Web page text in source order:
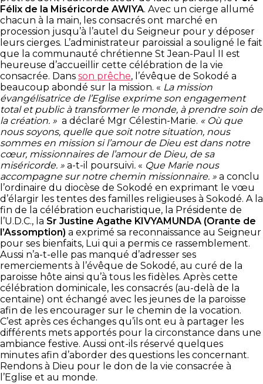
Félix de la Miséricorde AWIYA. Avec un cierge allumé
chacun à la main, les consacrés ont marché en
procession jusqu’à l’autel du Seigneur pour y déposer
leurs cierges. L’administrateur paroissial a souligné le fait
que la communauté chrétienne St Jean-Paul II est
heureuse d’accueillir cette célébration de la vie
consacrée. Dans son prêche, l’évêque de Sokodé a
beaucoup abondé sur la mission. « La mission
évangélisatrice de l’Eglise exprime son engagement
total et public à transformer le monde, à prendre soin de
la création. » a déclaré Mgr Célestin-Marie. « Où que
nous soyons, quelle que soit notre situation, nous
sommes en mission si l’amour de Dieu est dans notre
cœur, missionnaires de l’amour de Dieu, de sa
miséricorde. » a-t-il poursuivi. « Que Marie nous
accompagne sur notre chemin missionnaire. » a conclu
l’ordinaire du diocèse de Sokodé en exprimant le vœu
d’élargir les tentes des familles religieuses à Sokodé. A la
fin de la célébration eucharistique, la Présidente de
l’U.D.C., la Sr Justine Agathe KIVYAMUNDA (Orante de
l’Assomption) a exprimé sa reconnaissance au Seigneur
pour ses bienfaits, Lui qui a permis ce rassemblement.
Aussi n’a-t-elle pas manqué d’adresser ses
remerciements à l’évêque de Sokodé, au curé de la
paroisse hôte ainsi qu’à tous les fidèles. Après cette
célébration dominicale, les consacrés (au-delà de la
centaine) ont échangé avec les jeunes de la paroisse
afin de les encourager sur le chemin de la vocation.
C’est après ces échanges qu’ils ont eu à partager les
différents mets apportés pour la circonstance dans une
ambiance festive. Aussi ont-ils réservé quelques
minutes afin d’aborder des questions les concernant.
Rendons à Dieu pour le don de la vie consacrée à
l’Eglise et au monde.